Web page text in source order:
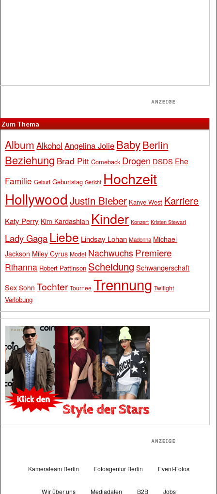
Zum Thema
Album Alkohol Angelina Jolie BabyBerlin
Beziehung Brad Pitt Comeback Drogen DSDS Ehe
Familie Geburt Geburtstag Gericht Hochzeit
Hollywood Justin Bieber Kanye West Karriere
Katy Perry Kim Kardashian Kinder Konzert Kristen Stewart
Lady Gaga Liebe Lindsay Lohan Madonna Michael
Jackson Miley Cyrus Model Nachwuchs Premiere
Rihanna Robert Pattinson Scheidung Schwangerschaft
Sex Sohn Tochter Tournee Trennung Twilight
Verlobung
Kamerateam Berlin Fotoagentur Berlin Event-Fotos
Wir über uns Mediadaten B2B Jobs